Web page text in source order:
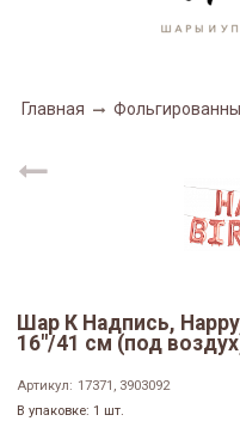
Главная
Шар К Надпись,
16"/41 см (под
Артикул: 17371, 3903092
В упаковке: 1 шт.